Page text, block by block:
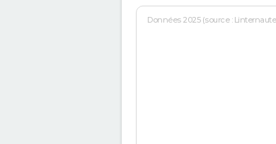
Données 2025 (source :